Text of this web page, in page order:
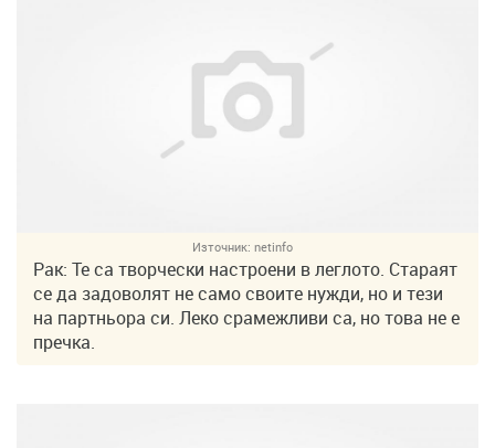
Източник: netinfo
Рак: Те са творчески настроени в леглото. Стараят
се да задоволят не само своите нужди, но и тези
на партньора си. Леко срамежливи са, но това не е
пречка.